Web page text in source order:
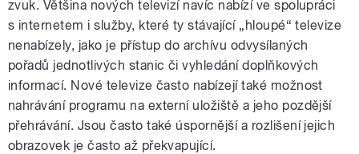
zvuk. Většina nových televizí navíc nabízí ve spolupráci
s internetem i služby, které ty stávající „hloupé“ televize
nenabízely, jako je přístup do archívu odvysílaných
pořadů jednotlivých stanic či vyhledání doplňkových
informací. Nové televize často nabízejí také možnost
nahrávání programu na externí uložiště a jeho pozdější
přehrávání. Jsou často také úspornější a rozlišení jejich
obrazovek je často až překvapující.